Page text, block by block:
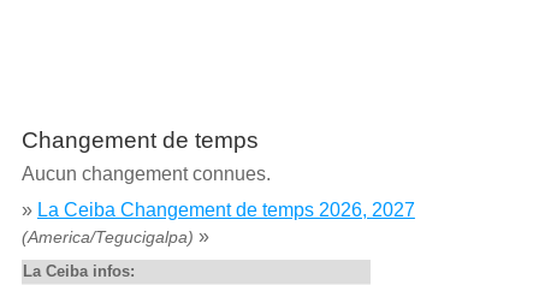
Changement de temps
Aucun changement connues.
» La Ceiba Changement de temps 2026, 2027
(America/Tegucigalpa) »
La Ceiba infos: